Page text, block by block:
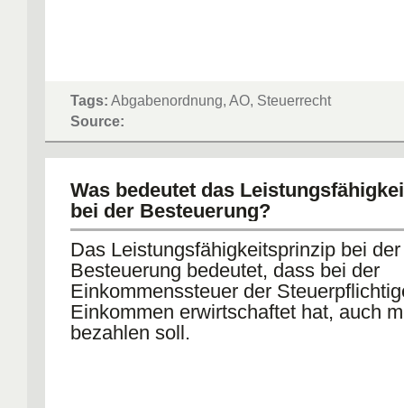
Tags: Abgabenordnung, AO, Steuerrecht
Source:
Was bedeutet das
bei der Besteuerung?
Das Leistungsfähigkeitsprinzip bei der
Besteuerung bedeutet, dass bei der
Einkommenssteuer der
Einkommen erwirtschaftet hat, auch
bezahlen soll.